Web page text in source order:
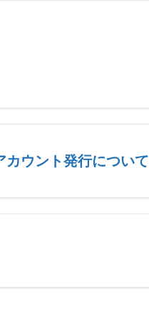
カウント発行について